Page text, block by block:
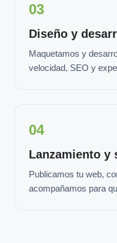
03
Diseño y
Maquetamos y
velocidad, SEO y
04
Lanzamiento y
Publicamos tu web,
acompañamos para